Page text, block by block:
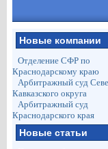
Новые компании
Отделение СФР по
Краснодарскому краю
Арбитражный суд
Кавказского округа
Арбитражный суд
Краснодарского края
Новые статьи